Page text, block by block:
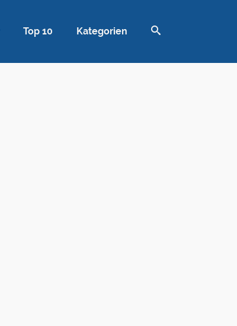
Top 10 Kategorien